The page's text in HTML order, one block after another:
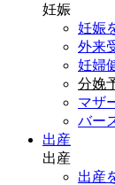
妊娠
妊娠
外来
妊婦
分娩
マザ
バー
出産
出産
出産